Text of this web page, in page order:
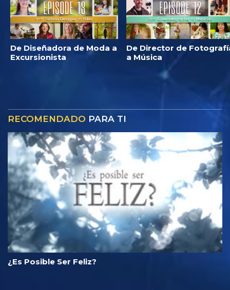
De Diseñadora de Moda a
Excursionista
De Director de
a Música
RECOMENDADO PARA TI
¿Es Posible Ser Feliz?